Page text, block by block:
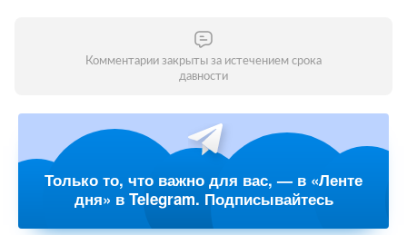
Комментарии закрыты за истечением срока
давности
Только то, что важно для вас, — в «Ленте
дня» в Telegram. Подписывайтесь